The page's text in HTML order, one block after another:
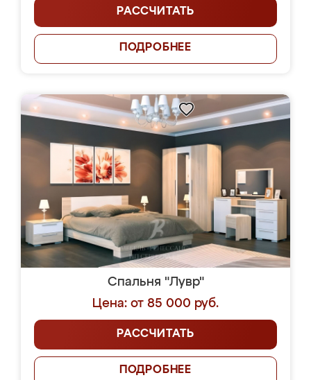
РАССЧИТАТЬ
ПОДРОБНЕЕ
Спальня "Лувр"
Цена: от 85 000 руб.
РАССЧИТАТЬ
ПОДРОБНЕЕ